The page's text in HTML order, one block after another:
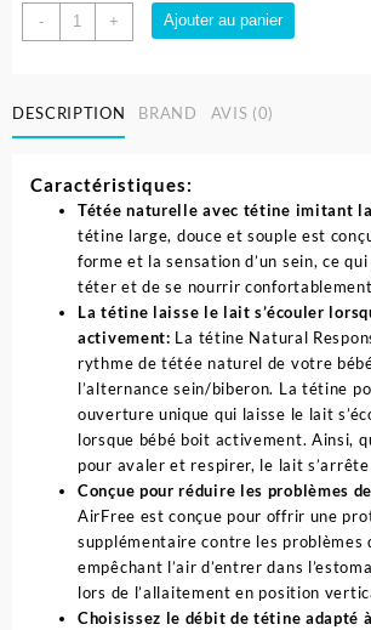
-
quantité
de
Response
avec
AirFree
125
pour
bébé
0m+
AVENT
PHILIPS
+ Ajouter au panier
DESCRIPTION BRAND AVIS (0)
Caractéristiques:
Tétée naturelle avec tétine imitant
tétine large, douce et souple est
forme et la sensation d’un sein, ce
téter et de se nourrir
La tétine laisse le lait s’écouler
activement: La tétine Natural
rythme de tétée naturel de votre
l’alternance sein/biberon. La tétine
ouverture unique qui laisse le lait
lorsque bébé boit activement. Ainsi,
pour avaler et respirer, le lait s’arrête
Conçue pour réduire les problèmes
AirFree est conçue pour offrir une
supplémentaire contre les problèmes
empêchant l’air d’entrer dans
lors de l’allaitement en position
Choisissez le débit de tétine adapté